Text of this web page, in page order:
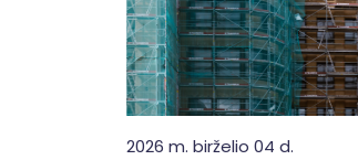
2026 m. birželio 04 d.